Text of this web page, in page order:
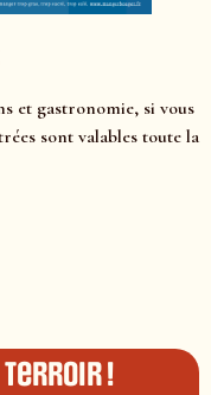
et gastronomie, si vous
sont valables toute la
terroir !